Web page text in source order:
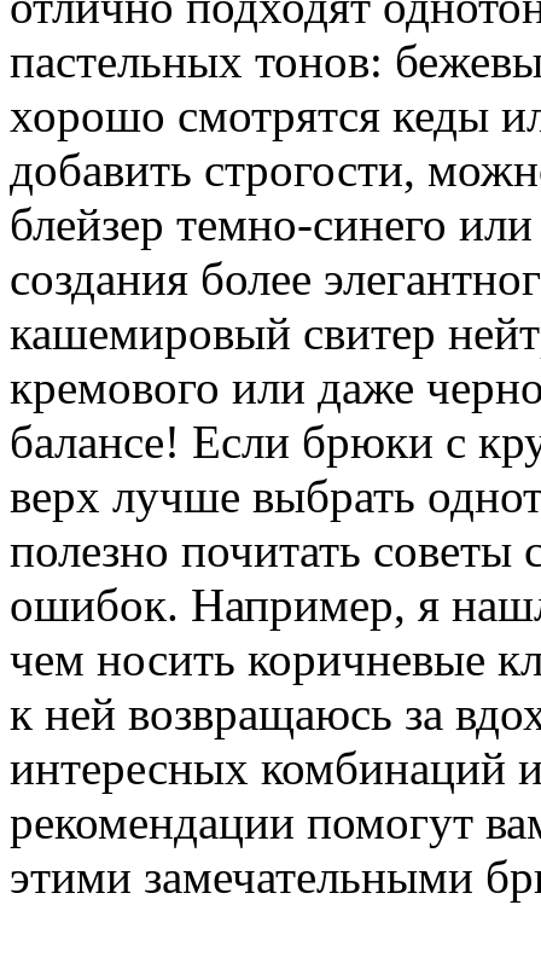
пастельных тонов:
хорошо смотрятся кеды
добавить строгости,
блейзер темно-синего
создания более
кашемировый свитер
кремового или даже
балансе! Если брюки с
верх лучше выбрать
полезно почитать советы
ошибок. Например, я
чем носить коричневые
к ней возвращаюсь за
интересных комбинаций
рекомендации помогут
этими замечательными